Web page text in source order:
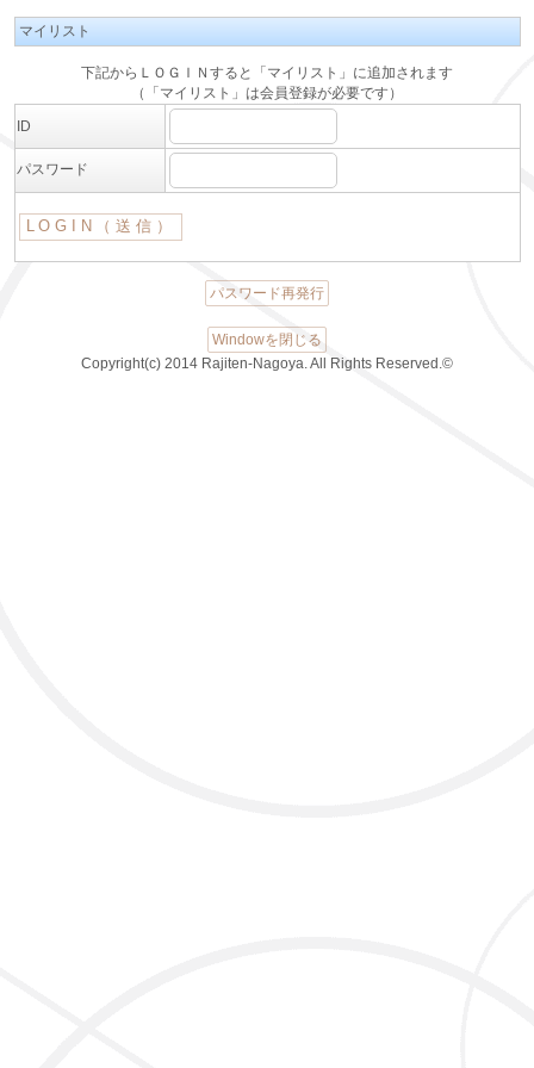
マイリスト
下記からＬＯＧＩＮすると「マイリスト」に追加されます
（「マイリスト」は会員登録が必要です）
ID
パスワード
パスワード再発行
Windowを閉じる
Copyright(c) 2014 Rajiten-Nagoya. All Rights Reserved.©